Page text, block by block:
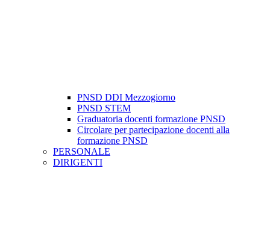
PNSD DDI Mezzogiorno
PNSD STEM
Graduatoria docenti formazione PNSD
Circolare per partecipazione docenti alla
formazione PNSD
PERSONALE
DIRIGENTI